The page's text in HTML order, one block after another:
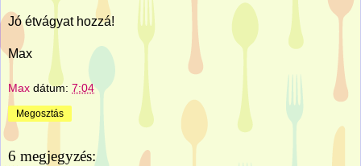
Jó étvágyat hozzá!
Max
Max dátum: 7:04
Megosztás
6 megjegyzés: